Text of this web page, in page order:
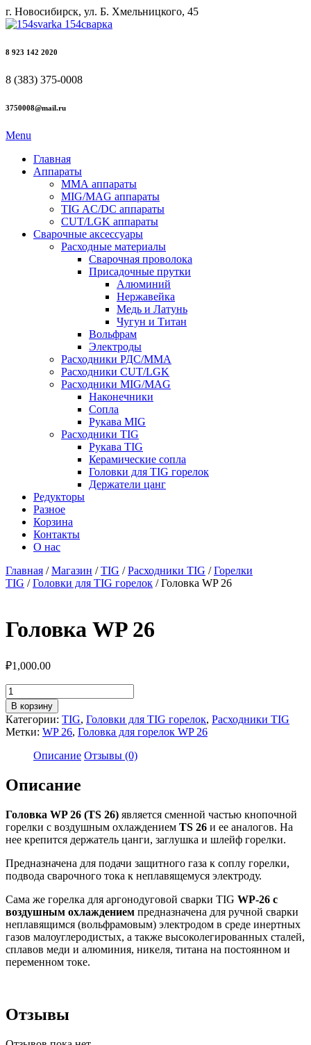
г. Новосибирск, ул. Б. Хмельницкого, 45
8 923 142 2020
8 (383) 375-0008
3750008@mail.ru
Menu
Главная
Аппараты
ММА аппараты
MIG/MAG аппараты
TIG AC/DC аппараты
CUT/LGK аппараты
Сварочные аксессуары
Расходные материалы
Сварочная проволока
Присадочные прутки
Алюминий
Нержавейка
Медь и Латунь
Чугун и Титан
Вольфрам
Электроды
Расходники РДС/MMA
Расходники CUT/LGK
Расходники MIG/MAG
Наконечники
Сопла
Рукава MIG
Расходники TIG
Рукава TIG
Керамические сопла
Головки для TIG горелок
Держатели цанг
Редукторы
Разное
Корзина
Контакты
О нас
Главная /Магазин /TIG /Расходники TIG /Горелки
TIG /Головки для TIG горелок / Головка WP 26
Головка WP 26
₽1,000.00
Количество
товара
Головка
WP
26
В корзину
Категории: TIG, Головки для TIG горелок, Расходники TIG
Метки: WP 26, Головка для горелок WP 26
Описание Отзывы (0)
Описание
Головка WP 26 (TS 26) является сменной частью кнопочной
горелки с воздушным охлаждением TS 26 и ее аналогов. На
нее крепится держатель цанги, заглушка и шлейф горелки.
Предназначена для подачи защитного газа к соплу горелки,
подвода сварочного тока к неплавящемуся электроду.
Сама же горелка для аргонодуговой сварки TIG WP-26 с
воздушным охлаждением предназначена для ручной сварки
неплавящимся (вольфрамовым) электродом в среде инертных
газов малоуглеродистых, а также высоколегированных сталей,
сплавов меди и алюминия, никеля, титана на постоянном и
переменном токе.
Отзывы